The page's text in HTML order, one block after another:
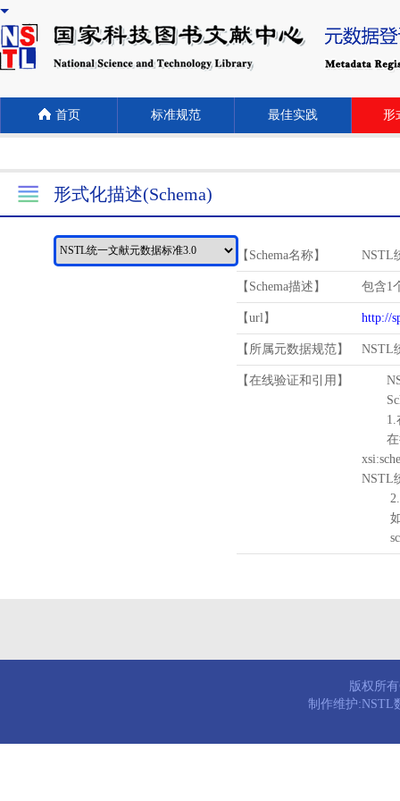
首页 标准规范 最佳实践 形
形式化描述(Schema)
【Schema名称】 NSTL
【Schema描述】 包含1
【url】 http://
【所属元数据规范】 NSTL
【在线验证和引用】
1.
在待
NSTL
2.
如需
版权所
制作维护:NSTL